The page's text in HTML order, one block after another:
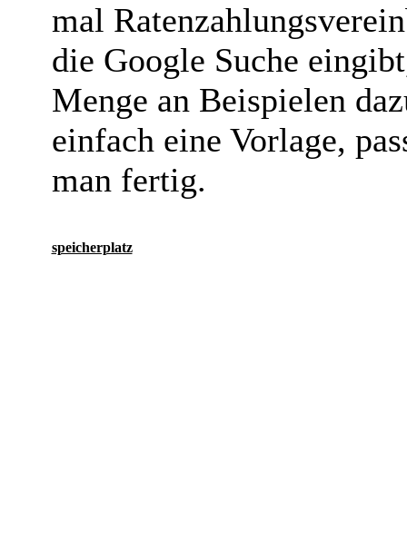
mal
die Google Suche
Menge an Beispielen
einfach eine Vorlage,
man fertig.
speicherplatz